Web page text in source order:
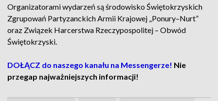
Organizatorami wydarzeń są środowisko Świętokrzyskich
Zgrupowań Partyzanckich Armii Krajowej „Ponury–Nurt”
oraz Związek Harcerstwa Rzeczypospolitej – Obwód
Świętokrzyski.
DOŁĄCZ do naszego kanału na Messengerze! Nie
przegap najważniejszych informacji!